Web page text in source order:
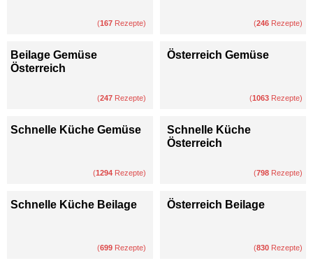
(167 Rezepte) (246 Rezepte)
Beilage Gemüse
Österreich
(247 Rezepte)
Österreich Gemüse
(1063 Rezepte)
Schnelle Küche Gemüse
(1294 Rezepte)
Schnelle Küche
Österreich
(798 Rezepte)
Schnelle Küche Beilage
(699 Rezepte)
Österreich Beilage
(830 Rezepte)